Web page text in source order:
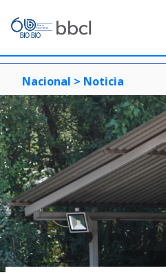
Nacional > Noticia